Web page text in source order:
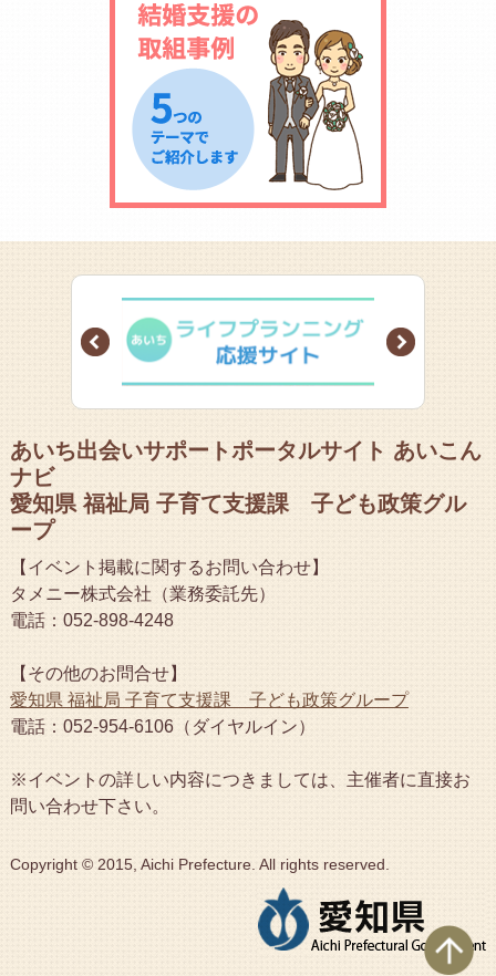
Prev Next
あいち出会いサポートポータルサイト あいこん
ナビ
愛知県 福祉局 子育て支援課 子ども政策グル
ープ
【イベント掲載に関するお問い合わせ】
タメニー株式会社（業務委託先）
電話：052-898-4248
【その他のお問合せ】
愛知県 福祉局 子育て支援課 子ども政策グループ
電話：052-954-6106（ダイヤルイン）
※イベントの詳しい内容につきましては、主催者に直接お
問い合わせ下さい。
Copyright © 2015, Aichi Prefecture. All rights reserved.